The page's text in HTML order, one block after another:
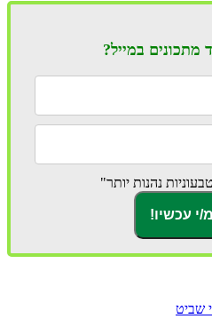
מתכונים במייל?
נהנות יותר"